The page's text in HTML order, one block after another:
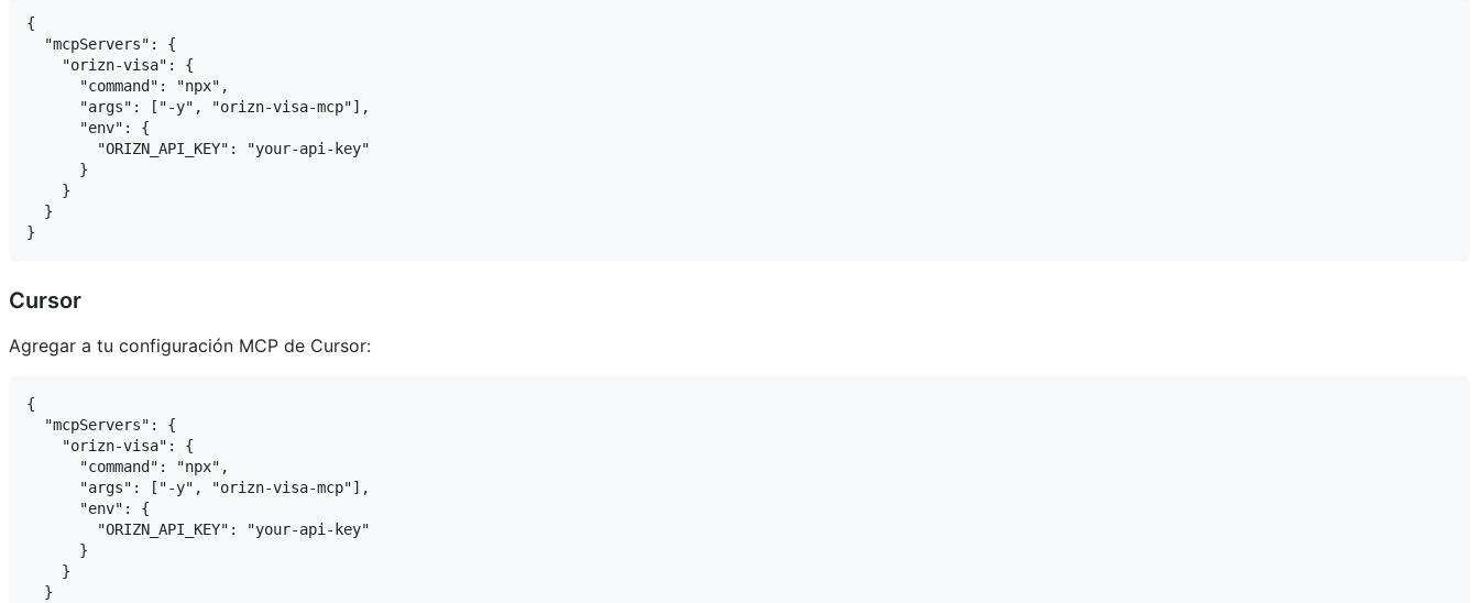
{
  "mcpServers": {
    "orizn-visa": {
      "command": "npx",
      "args": ["-y", "orizn-visa-mcp"],
      "env": {
        "ORIZN_API_KEY": "your-api-key"
      }
    }
  }
Cursor
Agregar a tu configuración MCP de Cursor:
{
  "mcpServers": {
    "orizn-visa": {
      "command": "npx",
      "args": ["-y", "orizn-visa-mcp"],
      "env": {
        "ORIZN_API_KEY": "your-api-key"
      }
    }
  }